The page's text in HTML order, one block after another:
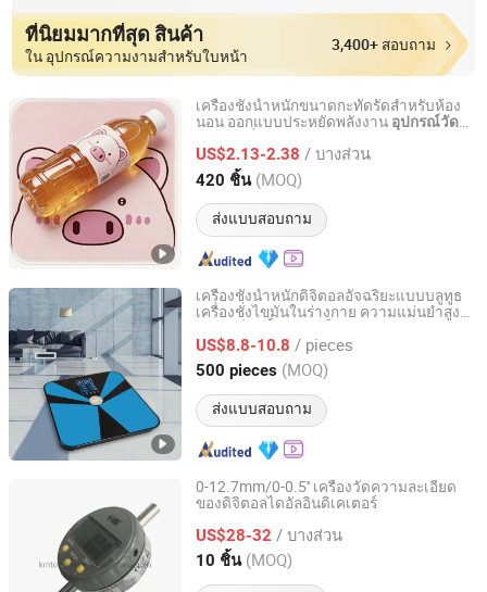
ที่นิยมมากที่สุด สินค้า
ใน อุปกรณ์ความงามสำหรับใบหน้า
3,400+ สอบถาม
เครื่องชั่งน้ำหนักขนาดกะทัดรัดสำหรับห้อง
นอน ออกแบบประหยัดพลังงาน อุปกรณ์วัด
US$2.13-2.38 / บางส่วน
420 ชิ้น (MOQ)
ส่งแบบสอบถาม
GOOD SELLER CO., LTD
Zhejiang, China อัตราจาก 2010
เครื่องชั่งน้ำหนักดิจิตอลอัจฉริยะแบบบลูทูธ
เครื่องชั่งไขมันในร่างกาย ความแม่นยำสูง
US$8.8-10.8 / pieces
500 pieces (MOQ)
ส่งแบบสอบถาม
Hangzhou Zheben Import And Export Co., Ltd.
Zhejiang, China อัตราจาก 2025
0-12.7mm/0-0.5'' เครื่องวัดความละเอียด
ของดิจิตอลไดอัลอินดิเคเตอร์
US$28-32 / บางส่วน
10 ชิ้น (MOQ)
Deko Corporation
Shaanxi, China อัตราจาก 2016